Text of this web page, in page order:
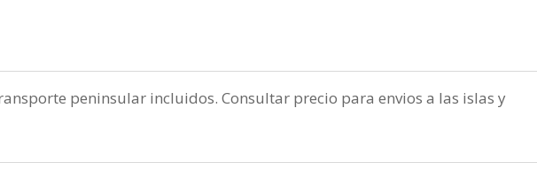
peninsular incluidos. Consultar precio para envios a las islas y